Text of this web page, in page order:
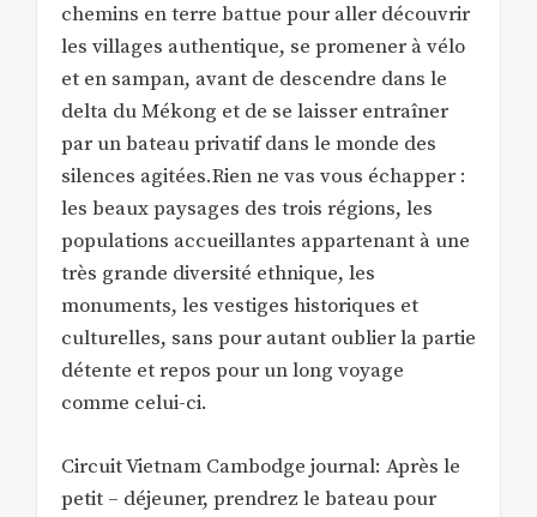
chemins en terre battue pour aller découvrir
les villages authentique, se promener à vélo
et en sampan, avant de descendre dans le
delta du Mékong et de se laisser entraîner
par un bateau privatif dans le monde des
silences agitées.Rien ne vas vous échapper :
les beaux paysages des trois régions, les
populations accueillantes appartenant à une
très grande diversité ethnique, les
monuments, les vestiges historiques et
culturelles, sans pour autant oublier la partie
détente et repos pour un long voyage
comme celui-ci.
Circuit Vietnam Cambodge journal: Après le
petit – déjeuner, prendrez le bateau pour